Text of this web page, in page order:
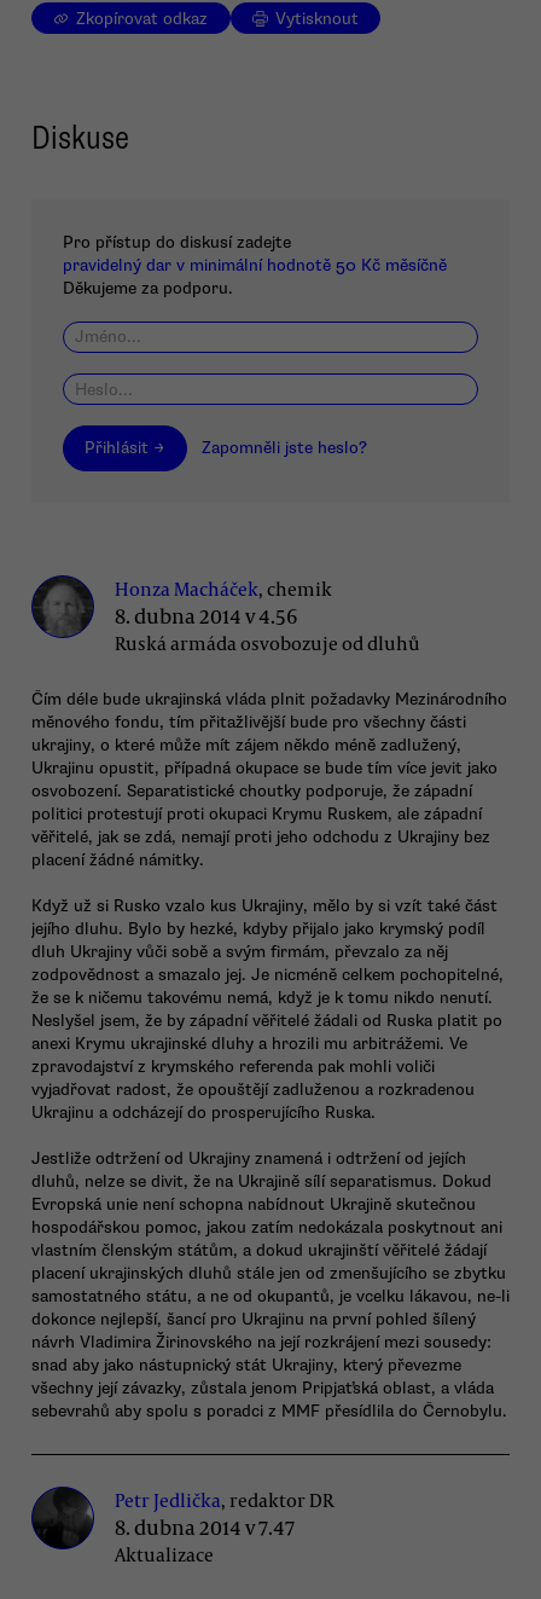
Zkopírovat odkaz Vytisknout
Diskuse
Pro přístup do diskusí zadejte
pravidelný dar v minimální hodnotě 50 Kč měsíčně
Děkujeme za podporu.
Přihlásit → Zapomněli jste heslo?
Honza Macháček, chemik
8. dubna 2014 v 4.56
Ruská armáda osvobozuje od dluhů
Čím déle bude ukrajinská vláda plnit požadavky Mezinárodního
měnového fondu, tím přitažlivější bude pro všechny části
ukrajiny, o které může mít zájem někdo méně zadlužený,
Ukrajinu opustit, případná okupace se bude tím více jevit jako
osvobození. Separatistické choutky podporuje, že západní
politici protestují proti okupaci Krymu Ruskem, ale západní
věřitelé, jak se zdá, nemají proti jeho odchodu z Ukrajiny bez
placení žádné námitky.
Když už si Rusko vzalo kus Ukrajiny, mělo by si vzít také část
jejího dluhu. Bylo by hezké, kdyby přijalo jako krymský podíl
dluh Ukrajiny vůči sobě a svým firmám, převzalo za něj
zodpovědnost a smazalo jej. Je nicméně celkem pochopitelné,
že se k ničemu takovému nemá, když je k tomu nikdo nenutí.
Neslyšel jsem, že by západní věřitelé žádali od Ruska platit po
anexi Krymu ukrajinské dluhy a hrozili mu arbitrážemi. Ve
zpravodajství z krymského referenda pak mohli voliči
vyjadřovat radost, že opouštějí zadluženou a rozkradenou
Ukrajinu a odcházejí do prosperujícího Ruska.
Jestliže odtržení od Ukrajiny znamená i odtržení od jejích
dluhů, nelze se divit, že na Ukrajině sílí separatismus. Dokud
Evropská unie není schopna nabídnout Ukrajině skutečnou
hospodářskou pomoc, jakou zatím nedokázala poskytnout ani
vlastním členským státům, a dokud ukrajinští věřitelé žádají
placení ukrajinských dluhů stále jen od zmenšujícího se zbytku
samostatného státu, a ne od okupantů, je vcelku lákavou, ne-li
dokonce nejlepší, šancí pro Ukrajinu na první pohled šílený
návrh Vladimira Žirinovského na její rozkrájení mezi sousedy:
snad aby jako nástupnický stát Ukrajiny, který převezme
všechny její závazky, zůstala jenom Pripjaťská oblast, a vláda
sebevrahů aby spolu s poradci z MMF přesídlila do Černobylu.
Petr Jedlička, redaktor DR
8. dubna 2014 v 7.47
Aktualizace